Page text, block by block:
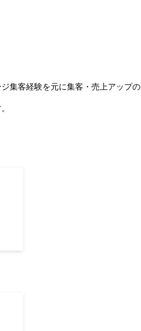
集客経験を元に集客・売上アッ